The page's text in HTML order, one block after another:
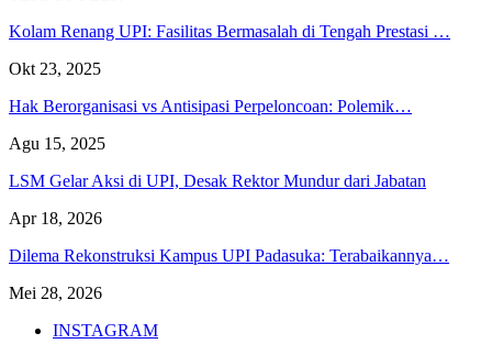
Kolam Renang UPI: Fasilitas Bermasalah di Tengah Prestasi …
Okt 23, 2025
Hak Berorganisasi vs Antisipasi Perpeloncoan: Polemik…
Agu 15, 2025
LSM Gelar Aksi di UPI, Desak Rektor Mundur dari Jabatan
Apr 18, 2026
Dilema Rekonstruksi Kampus UPI Padasuka: Terabaikannya…
Mei 28, 2026
INSTAGRAM